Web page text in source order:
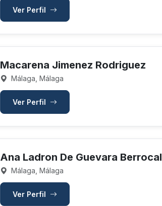
Ver Perfil
Macarena Jimenez Rodriguez
Málaga, Málaga
Ver Perfil
Ana Ladron De Guevara Berrocal
Málaga, Málaga
Ver Perfil